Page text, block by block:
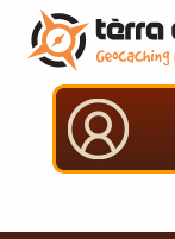
Direkt
zum
Inhalt
Aller
menu
principal
Aller
pied